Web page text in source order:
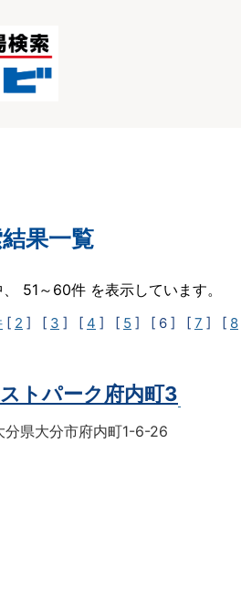
果一覧
51～60件 を表示しています。
[ 2 ] [ 3 ] [ 4 ] [ 5 ] [ 6 ] [ 7 ] [ 8
ストパーク府内町3
分県大分市府内町1-6-26